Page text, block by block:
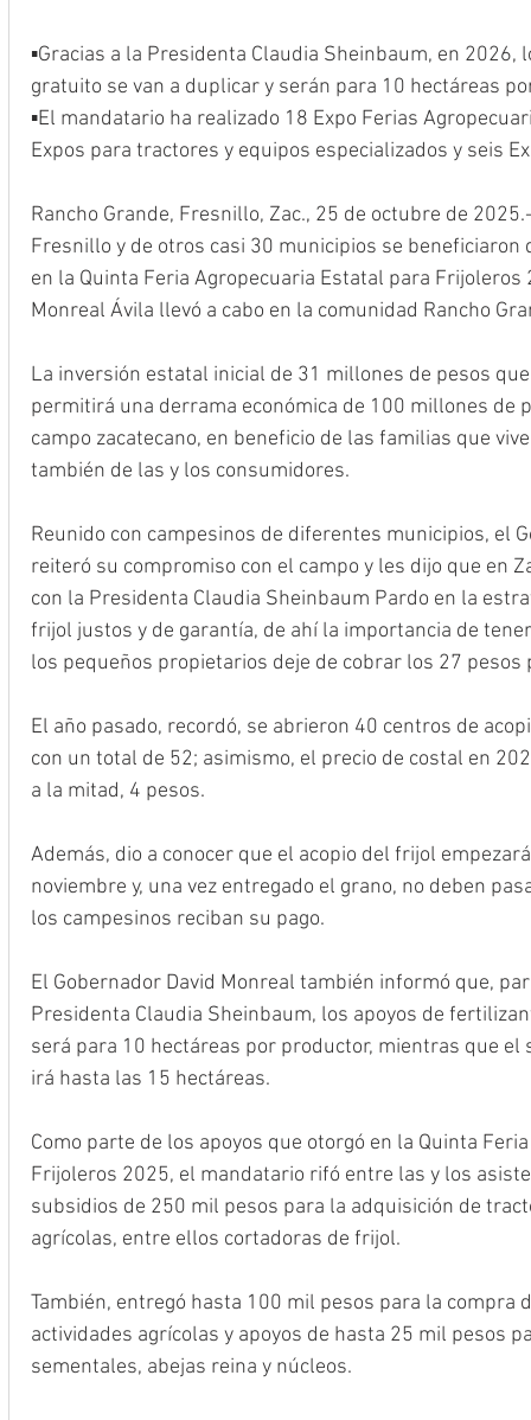
▪️Gracias a la Presidenta Claudia Sheinbaum, en
gratuito se van a duplicar y serán para 10 hectáreas
▪️El mandatario ha realizado 18 Expo Ferias
Expos para tractores y equipos especializados y seis
Rancho Grande, Fresnillo, Zac., 25 de octubre de
Fresnillo y de otros casi 30 municipios se
en la Quinta Feria Agropecuaria Estatal para
Monreal Ávila llevó a cabo en la comunidad Rancho
La inversión estatal inicial de 31 millones de pesos
permitirá una derrama económica de 100 millones de
campo zacatecano, en beneficio de las familias que
también de las y los consumidores.
Reunido con campesinos de diferentes municipios, el
reiteró su compromiso con el campo y les dijo que en
con la Presidenta Claudia Sheinbaum Pardo en la
frijol justos y de garantía, de ahí la importancia de
los pequeños propietarios deje de cobrar los 27
El año pasado, recordó, se abrieron 40 centros de
con un total de 52; asimismo, el precio de costal en
a la mitad, 4 pesos.
Además, dio a conocer que el acopio del frijol
noviembre y, una vez entregado el grano, no deben
los campesinos reciban su pago.
El Gobernador David Monreal también informó que,
Presidenta Claudia Sheinbaum, los apoyos de
será para 10 hectáreas por productor, mientras que
irá hasta las 15 hectáreas.
Como parte de los apoyos que otorgó en la Quinta
Frijoleros 2025, el mandatario rifó entre las y los
subsidios de 250 mil pesos para la adquisición de
agrícolas, entre ellos cortadoras de frijol.
También, entregó hasta 100 mil pesos para la compra
actividades agrícolas y apoyos de hasta 25 mil pesos
sementales, abejas reina y núcleos.